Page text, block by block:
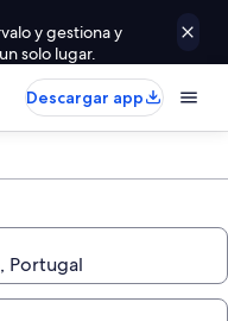
y gestiona y
solo lugar.
Descargar app